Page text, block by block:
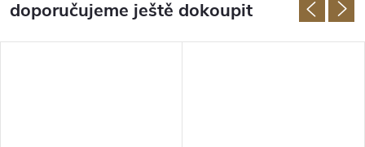
doporučujeme ještě dokoupit